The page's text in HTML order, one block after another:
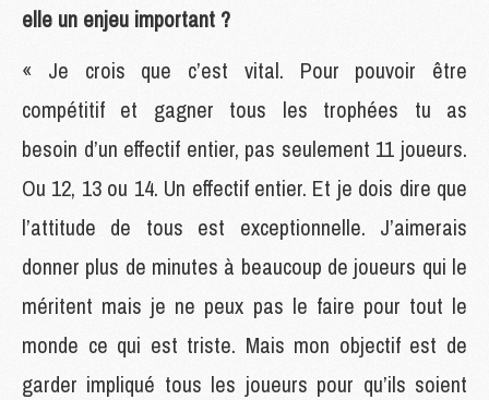
elle un enjeu important ?
« Je crois que c’est vital. Pour pouvoir être
compétitif et gagner tous les trophées tu as
besoin d’un effectif entier, pas seulement 11 joueurs.
Ou 12, 13 ou 14. Un effectif entier. Et je dois dire que
l’attitude de tous est exceptionnelle. J’aimerais
donner plus de minutes à beaucoup de joueurs qui le
méritent mais je ne peux pas le faire pour tout le
monde ce qui est triste. Mais mon objectif est de
garder impliqué tous les joueurs pour qu’ils soient